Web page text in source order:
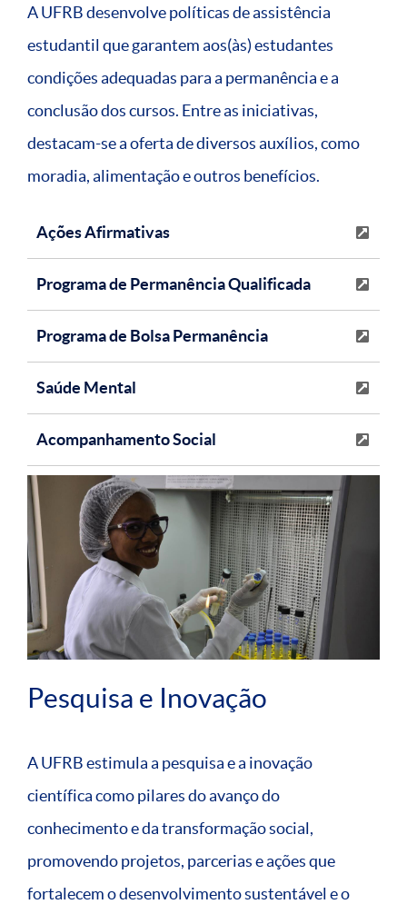
A UFRB desenvolve políticas de assistência
estudantil que garantem aos(às) estudantes
condições adequadas para a permanência e a
conclusão dos cursos. Entre as iniciativas,
destacam-se a oferta de diversos auxílios, como
moradia, alimentação e outros benefícios.
Ações Afirmativas
Programa de Permanência Qualificada
Programa de Bolsa Permanência
Saúde Mental
Acompanhamento Social
Pesquisa e Inovação
A UFRB estimula a pesquisa e a inovação
científica como pilares do avanço do
conhecimento e da transformação social,
promovendo projetos, parcerias e ações que
fortalecem o desenvolvimento sustentável e o